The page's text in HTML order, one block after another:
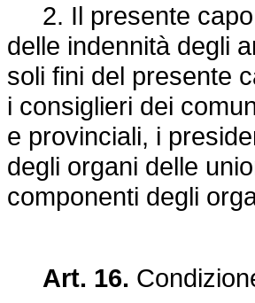
2. Il presente capo
delle indennità degli
soli fini del presente
i consiglieri dei
e provinciali, i
degli organi delle
componenti degli
Art. 16.